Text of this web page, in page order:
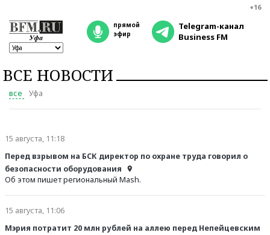
+16
прямой
эфир
Telegram-канал
Business FM
ВСЕ НОВОСТИ
все Уфа
15 августа, 11:18
Перед взрывом на БСК директор по охране труда говорил о
безопасности оборудования
Об этом пишет региональный Mash.
15 августа, 11:06
Мэрия потратит 20 млн рублей на аллею перед Непейцевским